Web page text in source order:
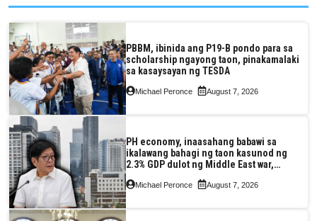
PBBM, ibinida ang P19-B pondo para sa
scholarship ngayong taon, pinakamalaki
sa kasaysayan ng TESDA
Michael Peronce August 7, 2026
PH economy, inaasahang babawi sa
ikalawang bahagi ng taon kasunod ng
2.3% GDP dulot ng Middle East war,
pagkaantala ng public construction
Michael Peronce August 7, 2026